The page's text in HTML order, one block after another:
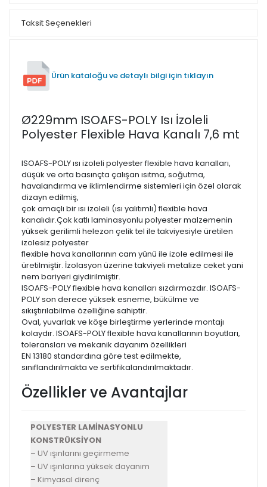
Taksit Seçenekleri
Ürün kataloğu ve detaylı bilgi için tıklayın
Ø229mm ISOAFS-POLY Isı İzoleli
Polyester Flexible Hava Kanalı 7,6 mt
ISOAFS-POLY ısı izoleli polyester flexible hava kanalları,
düşük ve orta basınçta çalışan ısıtma, soğutma,
havalandırma ve iklimlendirme sistemleri için özel olarak
dizayn edilmiş,
çok amaçlı bir ısı izoleli (ısı yalıtımlı) flexible hava
kanalıdır.Çok katlı laminasyonlu polyester malzemenin
yüksek gerilimli helezon çelik tel ile takviyesiyle üretilen
izolesiz polyester
flexible hava kanallarının cam yünü ile izole edilmesi ile
üretilmiştir. İzolasyon üzerine takviyeli metalize ceket yani
nem bariyeri giydirilmiştir.
ISOAFS-POLY flexible hava kanalları sızdırmazdır. ISOAFS-
POLY son derece yüksek esneme, bükülme ve
sıkıştırılabilme özelliğine sahiptir.
Oval, yuvarlak ve köşe birleştirme yerlerinde montajı
kolaydır. ISOAFS-POLY flexible hava kanallarının boyutları,
toleransları ve mekanik dayanım özellikleri
EN 13180 standardına göre test edilmekte,
sınıflandırılmakta ve sertifikalandırılmaktadır.
Özellikler ve Avantajlar
POLYESTER LAMİNASYONLU
KONSTRÜKSİYON
– UV ışınlarını geçirmeme
– UV ışınlarına yüksek dayanım
– Kimyasal direnç